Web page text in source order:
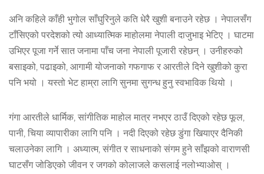
अनि कहिले काँही भुगोल साँघुरिनुले कति धेरै खुशी बनाउने रहेछ । नेपालसँग
टाँसिएको परदेशको त्यो आध्यात्मिक माहोलमा नेपाली दाजुभाइ भेटिए । घाटमा
उभिएर पूजा गर्ने सात जनामा पाँच जना नेपाली पूजारी रहेछन् । उनीहरुको
बसाइको, पढाइको, आगामी योजनाको गफगाफ र आरतीले दिने खुशीको कुरा
पनि भयो । यस्तो भेट हाम्रा लागि सुनमा सुगन्ध हुनु स्वभाविक थियो ।
गंगा आरतीले धार्मिक, सांगीतिक माहोल मात्र नभएर ठाउँ दिएको रहेछ फूल,
पानी, चिया व्यापारीका लागि पनि । नदी दिएको रहेछ डुंगा खियाएर दैनिकी
चलाउनेका लागि । अध्यात्म, संगीत र साधनाको संगम हुने साँझको वाराणसी
घाटसँग जोडिएको जीवन र जगको कोलाजले कसलाई नलोभ्याओस् ।